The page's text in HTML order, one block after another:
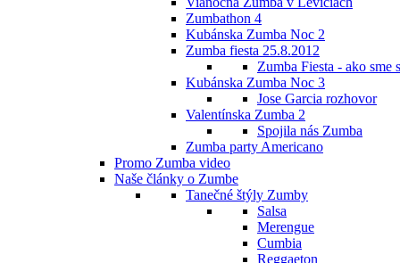
Zumbathon 4
Kubánska Zumba Noc 2
Zumba fiesta 25.8.2012
Zumba Fiesta - ako sme
Kubánska Zumba Noc 3
Jose Garcia rozhovor
Valentínska Zumba 2
Spojila nás Zumba
Zumba party Americano
Promo Zumba video
Naše články o Zumbe
Tanečné štýly Zumby
Salsa
Merengue
Cumbia
Reggaeton